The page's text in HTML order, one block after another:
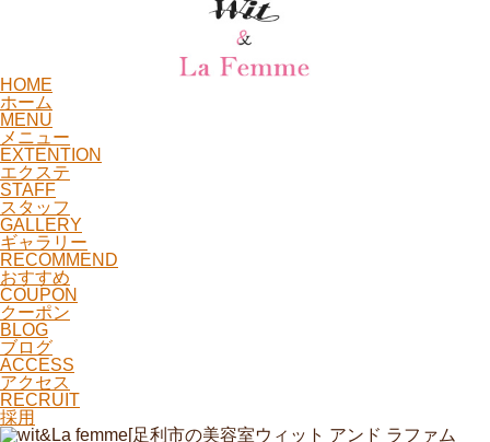
HOME
ホーム
MENU
メニュー
EXTENTION
エクステ
STAFF
スタッフ
GALLERY
ギャラリー
RECOMMEND
おすすめ
COUPON
クーポン
BLOG
ブログ
ACCESS
アクセス
RECRUIT
採用